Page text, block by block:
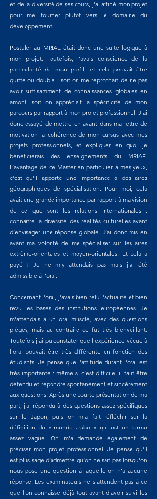
et de la diversité de ses cours, j’ai affiné mon projet
pour me tourner plutôt vers le domaine du
développement.
Postuler au MRIAE était donc une suite logique à
mon projet. Toutefois, j’avais conscience de la
particularité de mon profil, et cela pouvait être
quitte ou double : soit on me reprochait de ne pas
avoir suffisamment de connaissances globales en
amont, soit on appréciait la spécificité de mon
parcours par rapport à mon projet professionnel. J’ai
donc essayé de mettre en avant dans ma lettre de
motivation la cohérence de mon cursus avec mes
projets professionnels, et expliquer en quoi je
bénéficierais des enseignements du MRIAE.
L’avantage de ce Master en particulier à mes yeux,
c’est qu’il apporte une importance à des aires
géographiques de spécialisation. Pour moi, cela
avait une grande importance par rapport à ma vision
de ce que sont les relations internationales :
connaître la diversité des réalités culturelles avant
d’envisager une réponse globale. J’ai donc mis en
avant ma volonté de me spécialiser sur les aires
extrême-orientales et moyen-orientales. Et cela a
payé ! Je ne m’y attendais pas mais j’ai été
admissible à l’oral.
Concernant l’oral, j’avais bien relu l’actualité et bien
revu les bases des institutions européennes. Je
m’attendais à un oral musclé, avec des questions
pièges, mais au contraire ce fut très bienveillant.
Toutefois j’ai pu constater que l’expérience vécue à
l’oral pouvait être très différente en fonction des
étudiants. Je pense que l’attitude durant l’oral est
très importante : même si c’est difficile, il faut être
détendu et répondre spontanément et sincèrement
aux questions. Après une courte présentation de ma
part, j’ai répondu à des questions assez spécifiques
sur le Japon, puis on m’a fait réfléchir sur la
définition du « monde arabe » qui est un terme
assez vague. On m’a demandé également de
préciser mon projet professionnel. Je pense qu’il
est plus sage d’admettre qu’on ne sait pas lorsqu’on
nous pose une question à laquelle on n’a aucune
réponse. Les examinateurs ne s’attendent pas à ce
que l’on connaisse déjà tout avant d’avoir suivi les